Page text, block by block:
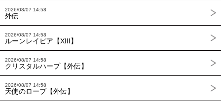
2026/08/07 14:58
外伝
2026/08/07 14:58
ルーンレイピア【XIII】
2026/08/07 14:58
クリスタルハープ【外伝】
2026/08/07 14:58
天使のローブ【外伝】